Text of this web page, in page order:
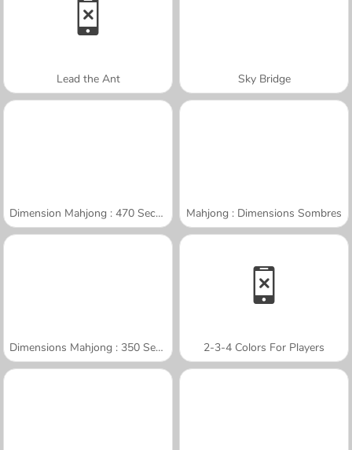
Lead the Ant Sky Bridge
Dimension Mahjong : 470 Secondes Mahjong : Dimensions Sombres
Dimensions Mahjong : 350 Secondes 2-3-4 Colors For Players